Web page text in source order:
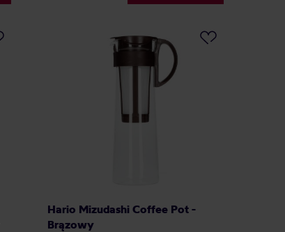
Hario Mizudashi Coffee Pot -
Brązowy